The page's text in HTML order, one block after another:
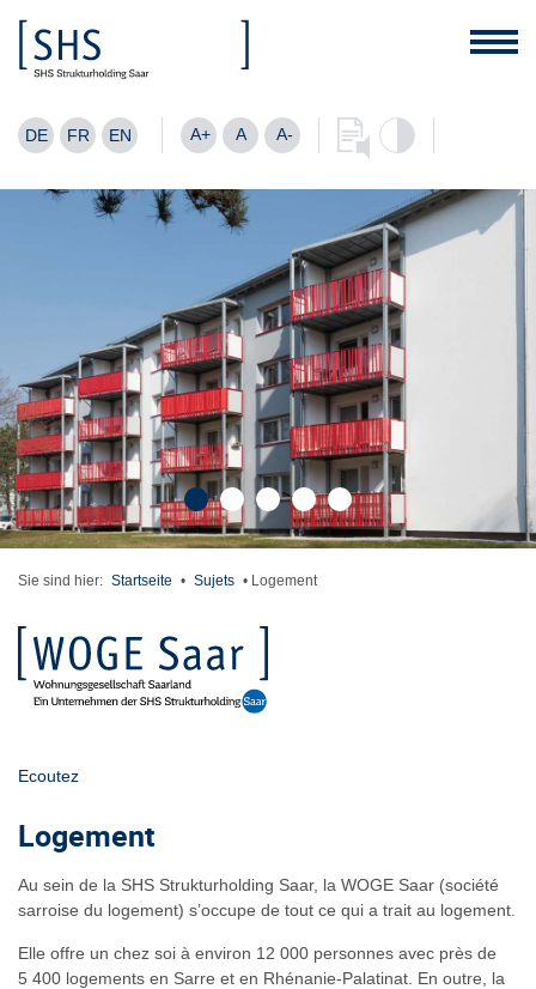
DE FR EN A+ A A-
Sie sind hier: Startseite • Sujets • Logement
Ecoutez
Logement
Au sein de la SHS Strukturholding Saar, la WOGE Saar (société
sarroise du logement) s’occupe de tout ce qui a trait au logement.
Elle offre un chez soi à environ 12 000 personnes avec près de
5 400 logements en Sarre et en Rhénanie-Palatinat. En outre, la